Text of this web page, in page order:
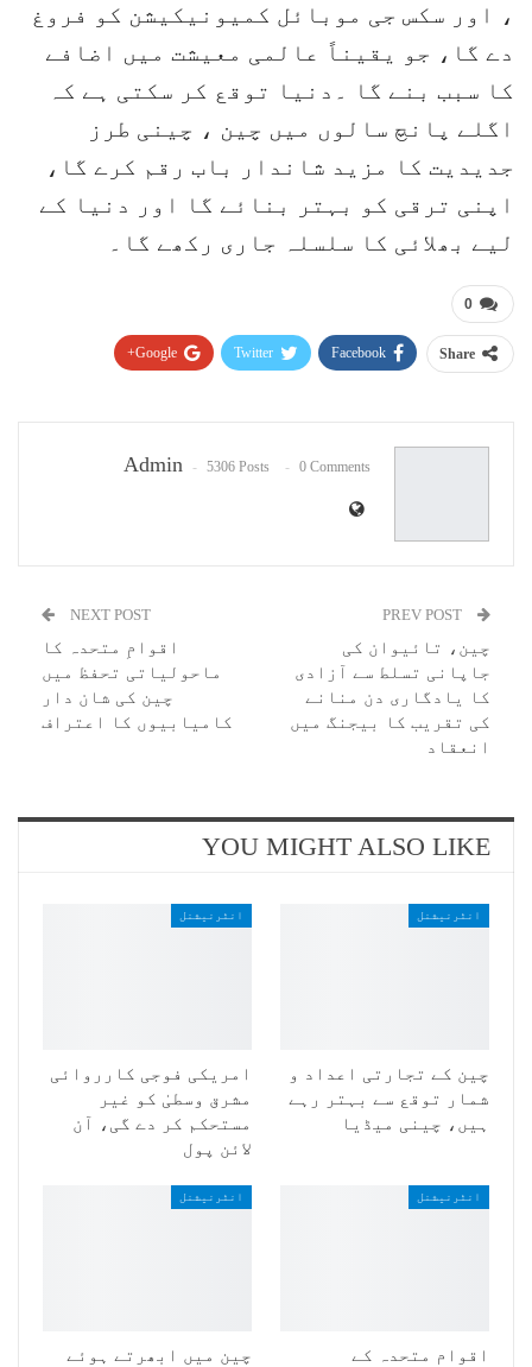
، اور سکس جی موبائل کمیونیکیشن کو فروغ
دے گا، جو یقیناً عالمی معیشت میں اضافے
کا سبب بنے گا ۔دنیا توقع کر سکتی ہے کہ
اگلے پانچ سالوں میں چین ، چینی طرز
جدیدیت کا مزید شاندار باب رقم کرے گا،
اپنی ترقی کو بہتر بنائے گا اور دنیا کے
لیے بھلائی کا سلسلہ جاری رکھے گا۔
0
Share
Facebook
Twitter
Google+
Admin 5306 Posts 0 Comments
چین، تائیوان کی
جاپانی تسلط سے آزادی
کا یادگاری دن منانے
کی تقریب کا بیجنگ میں
انعقاد
NEXT POST
اقوامِ متحدہ کا
ماحولیاتی تحفظ میں
چین کی شان دار
کامیابیوں کا اعتراف
YOU MIGHT ALSO LIKE
انٹرنیشنل
چین کے تجارتی اعداد و
شمار توقع سے بہتر رہے
ہیں، چینی میڈیا
انٹرنیشنل
امریکی فوجی کارروائی
مشرق وسطیٰ کو غیر
مستحکم کر دے گی، آن
لائن پول
انٹرنیشنل
اقوام متحدہ کے
انٹرنیشنل
چین میں ابھرتے ہوئے